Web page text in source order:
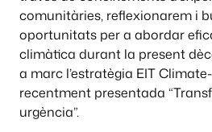
comunitàries, reflexionarem i
oportunitats per a abordar
climàtica durant la present
a marc l’estratègia EIT
recentment presentada
urgència”.